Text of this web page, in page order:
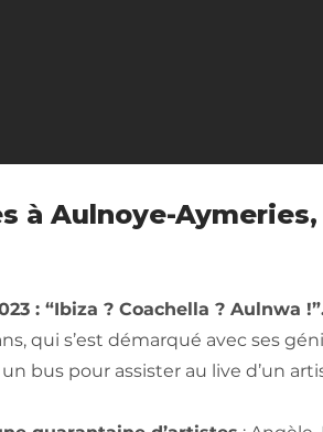
à Aulnoye-
: “Ibiza ? Coachella ? Aulnwa
qui s’est démarqué avec ses
bus pour assister au live d’un